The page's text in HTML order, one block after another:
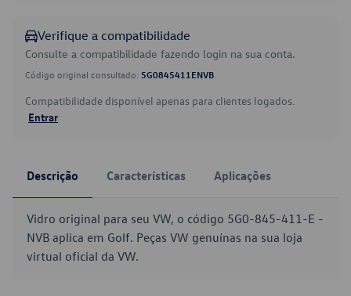
Verifique a compatibilidade
Consulte a compatibilidade fazendo login na sua conta.
Código original consultado: 5G0845411ENVB
Compatibilidade disponível apenas para clientes logados.
Entrar
Descrição Características Aplicações
Vidro original para seu VW, o código 5G0-845-411-E -
NVB aplica em Golf. Peças VW genuínas na sua loja
virtual oficial da VW.